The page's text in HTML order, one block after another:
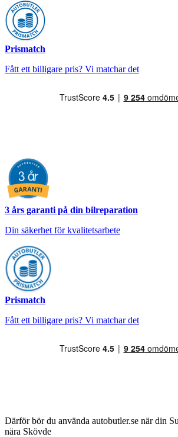
Prismatch
Fått ett billigare pris? Vi matchar det
3 års garanti på din bilreparation
Din säkerhet för kvalitetsarbete
Prismatch
Fått ett billigare pris? Vi matchar det
Därför bör du använda autobutler.se när din
nära Skövde